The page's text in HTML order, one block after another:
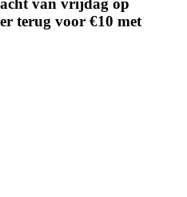
van vrijdag op
terug voor €10 met